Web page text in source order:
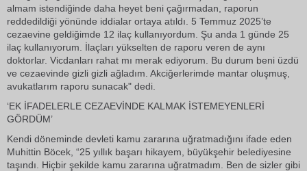
almam istendiğinde daha heyet beni çağırmadan, raporun
reddedildiği yönünde iddialar ortaya atıldı. 5 Temmuz 2025’te
cezaevine geldiğimde 12 ilaç kullanıyordum. Şu anda 1 günde 25
ilaç kullanıyorum. İlaçları yükselten de raporu veren de aynı
doktorlar. Vicdanları rahat mı merak ediyorum. Bu durum beni üzdü
ve cezaevinde gizli gizli ağladım. Akciğerlerimde mantar oluşmuş,
avukatlarım raporu sunacak" dedi.
‘EK İFADELERLE CEZAEVİNDE KALMAK İSTEMEYENLERİ
GÖRDÜM’
Kendi döneminde devleti kamu zararına uğratmadığını ifade eden
Muhittin Böcek, “25 yıllık başarı hikayem, büyükşehir belediyesine
taşındı. Hiçbir şekilde kamu zararına uğratmadım. Ben de sizler gibi